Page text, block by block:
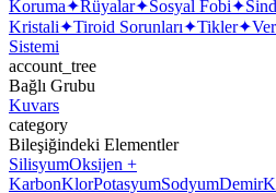
Koruma✦Rüyalar✦Sosyal Fobi✦
Kristali✦Tiroid Sorunları✦Tikler✦
Sistemi
account_tree
Bağlı Grubu
Kuvars
category
Bileşiğindeki Elementler
SilisyumOksijen +
KarbonKlorPotasyumSodyumDemir